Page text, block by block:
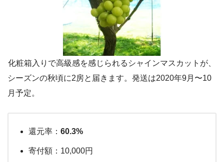
化粧箱入りで高級感を感じられるシャインマスカットが、
シーズンの秋頃に2房と届きます。発送は2020年9月〜10
月予定。
還元率： 60.3%
寄付額：10,000円